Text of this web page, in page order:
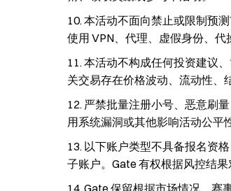
本活动不面向禁止或限制预
使用 VPN、代理、虚假身份、代
本活动不构成任何投资建议
关交易存在价格波动、流动性、
严禁批量注册小号、恶意刷
用系统漏洞或其他影响活动公平
以下账户类型不具备报名资
子账户。Gate 有权根据风控结果
Gate 保留根据市场情况、赛